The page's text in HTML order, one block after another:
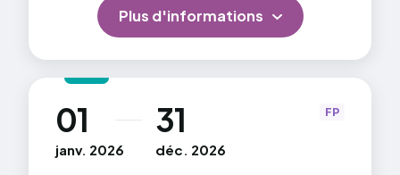
Plus d'informations
01
janv. 2026
au 31
déc. 2026
FP